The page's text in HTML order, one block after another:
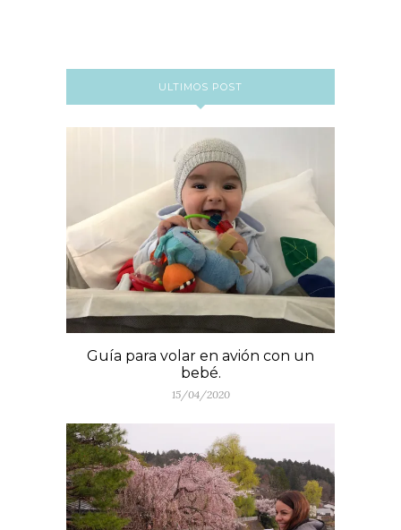
ULTIMOS POST
Guía para volar en avión con un
bebé.
15/04/2020